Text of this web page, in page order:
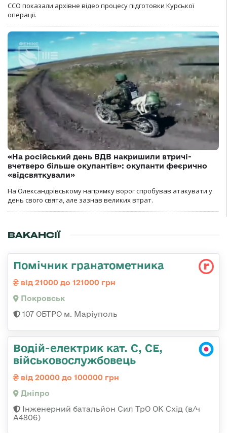
ССО показали архівне відео процесу підготовки Курської
операції.
«На російський день ВДВ накришили втричі-
вчетверо більше окупантів»: окупанти феєрично
«відсвяткували»
На Олександрівському напрямку ворог спробував атакувати у
день свого свята, але зазнав великих втрат.
ВАКАНСІЇ
Помічник гранатометника
від 21000 до 121000 грн
Покровськ
107 ОБТРО м. Маріуполь
Водій-електрик кат. С, СЕ,
військовослужбовець
від 20000 до 100000 грн
Дніпро
Інженерний батальйон Сил ТрО ОК Схід (в/ч
А4806)